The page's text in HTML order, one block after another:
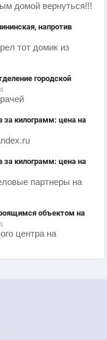
домой вернуться!!!
напротив
тот домик из
городской
за килограмм: цена на
за килограмм: цена на
партнеры на
объектом на
центра на